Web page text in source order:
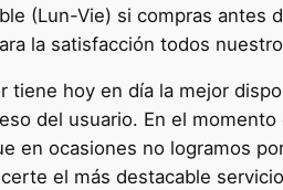
(Lun-Vie) si compras antes
la satisfacción todos
hoy en día la mejor
del usuario. En el
en ocasiones no logramos
el más destacable